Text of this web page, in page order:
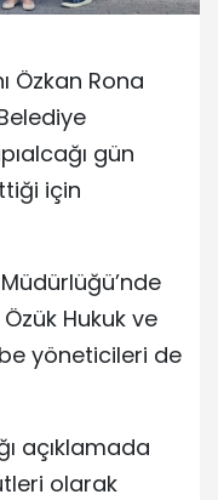
Özkan Rona
gün
için
Hukuk ve
yöneticileri de
açıklamada
olarak